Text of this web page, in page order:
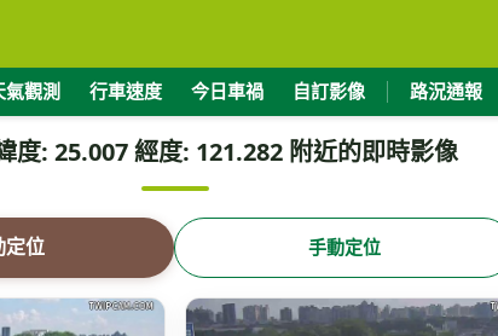
氣觀測 行車速度 今日車禍 自訂影像 路況通報
度: 25.007 經度: 121.282 附近的即時影像
定位 手動定位